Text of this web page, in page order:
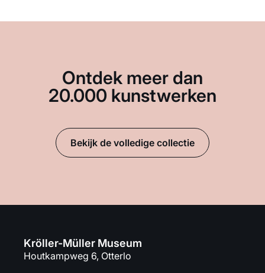
Ontdek meer dan
20.000 kunstwerken
Bekijk de volledige collectie
Kröller-Müller Museum
Houtkampweg 6, Otterlo